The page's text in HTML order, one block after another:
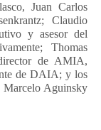
Juan Carlos
Claudio
y asesor del
Thomas
de AMIA,
de DAIA; y los
Marcelo Aguinsky